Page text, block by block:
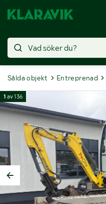
Sålda objekt Entreprenad
1 av136